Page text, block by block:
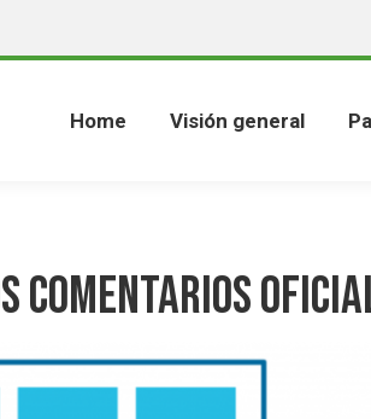
Home Visión general
Comentarios